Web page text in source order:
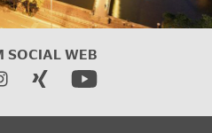
SOCIAL WEB